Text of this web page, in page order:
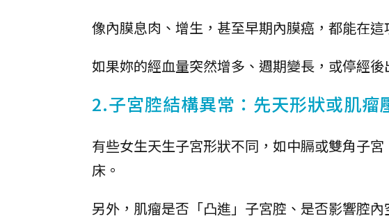
像內膜息肉、增生，甚至早期內膜癌，都能在這
如果妳的經血量突然增多、週期變長，或停經
2.子宮腔結構異常：先天形狀或肌瘤
有些女生天生子宮形狀不同，如中膈或雙角子
床。
另外，肌瘤是否「凸進」子宮腔、是否影響腔